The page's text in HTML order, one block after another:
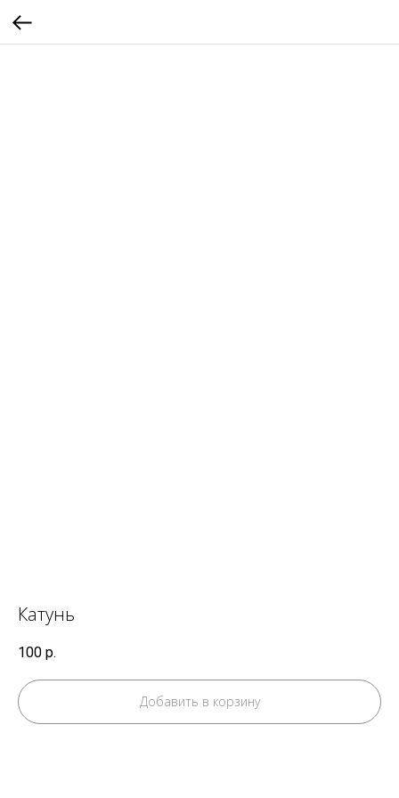
Катунь
100 р.
Добавить в корзину